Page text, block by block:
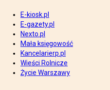
E-kiosk.pl
E-gazety.pl
Nexto.pl
Mała księgowość
Kancelarierp.pl
Wieści Rolnicze
Życie Warszawy